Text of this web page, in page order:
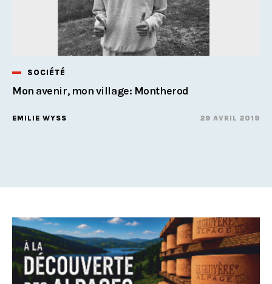
SOCIÉTÉ
Mon avenir, mon village: Montherod
EMILIE WYSS 29 AVRIL 2019